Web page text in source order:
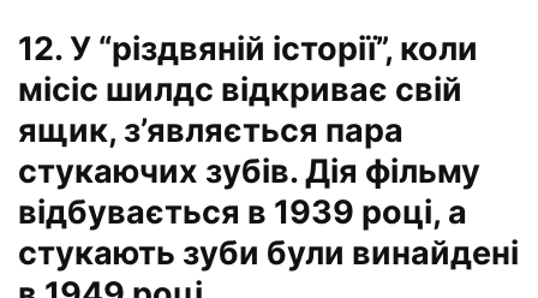
12. У “різдвяній історії”, коли
місіс шилдс відкриває свій
ящик, з’являється пара
стукаючих зубів. Дія фільму
відбувається в 1939 році, а
стукають зуби були винайдені